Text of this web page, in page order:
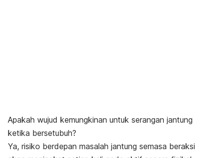
Apakah wujud kemungkinan untuk serangan jantung
ketika bersetubuh?
Ya, risiko berdepan masalah jantung semasa beraksi